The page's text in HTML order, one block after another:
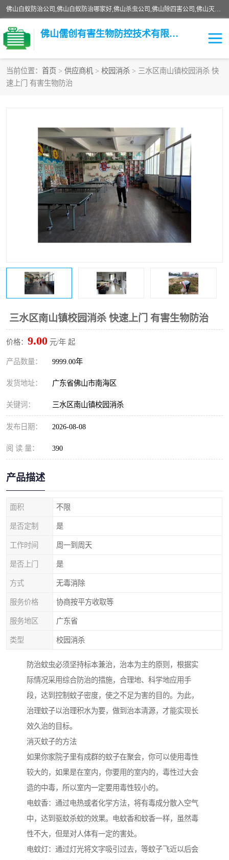
佛山白蚁防治公司,佛山白蚁防治哪家好,佛山杀虫公司,佛山除四害公司,佛山灭白蚁公司,佛山白蚁防治佛山儒创有害生物防治有限公司是一家佛山杀虫公司、佛山除四害公司、佛山灭白蚁公司、佛山白蚁防治公司，让您远离虫害困扰。要问佛山白蚁防治哪家好？佛山儒创有害生物防治有限公司全佛山、广州，正规公司，上门勘查，可靠，售后有保障。
佛山儒创有害生物防控技术有限公司
当前位置： 首页 > 供应商机 > 校园消杀 > 三水区南山镇校园消杀 快
速上门 有害生物防治
三水区南山镇校园消杀 快速上门 有害生物防治
价格： 9.00 元/年 起
产品数量： 9999.00年
发货地址： 广东省佛山市南海区
关键词： 三水区南山镇校园消杀
发布日期： 2026-08-08
阅 读 量： 390
产品描述
面积 不限
是否定制 是
工作时间 周一到周天
是否上门 是
方式 无毒消除
服务价格 协商按平方收取等
服务地区 广东省
类型 校园消杀
防治蚊虫必须坚持标本兼治，治本为主的原则，根据实
际情况采用综合防治的措施，合理地、科学地应用手
段，达到控制蚊子密度，使之不足为害的目的。为此，
治理蚊子以治理积水为要，做到治本清源，才能实现长
效久治的目标。
消灭蚊子的方法
如果你家院子里有成群的蚊子在聚会，你可以使用毒性
较大的，如果是在室内，你要用的室内的，毒性过大会
造的中毒，所以室内一定要用毒性较小的。
电蚊香：通过电热或者化学方法，将有毒成分散入空气
中，达到驱蚊杀蚊的效果。电蚊香和蚊香一样，虽然毒
性不大，但是对人体有一定的害处。
电蚊灯：通过灯光将文字吸引过去，等蚊子飞近以后会
白蚁消杀
除四害 食堂消杀
校园消杀 园区消杀
害虫防治